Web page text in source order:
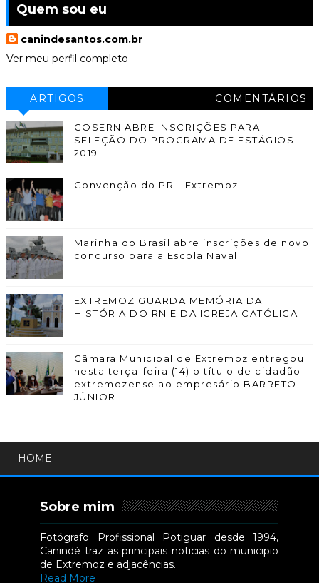
Quem sou eu
canindesantos.com.br
Ver meu perfil completo
ARTIGOS COMENTÁRIOS
COSERN ABRE INSCRIÇÕES PARA
SELEÇÃO DO PROGRAMA DE ESTÁGIOS
2019
Convenção do PR - Extremoz
Marinha do Brasil abre inscrições de novo
concurso para a Escola Naval
EXTREMOZ GUARDA MEMÓRIA DA
HISTÓRIA DO RN E DA IGREJA CATÓLICA
Câmara Municipal de Extremoz entregou
nesta terça-feira (14) o título de cidadão
extremozense ao empresário BARRETO
JÚNIOR
HOME
Sobre mim
Fotógrafo Profissional Potiguar desde 1994,
Canindé traz as principais noticias do municipio
de Extremoz e adjacências.
Read More